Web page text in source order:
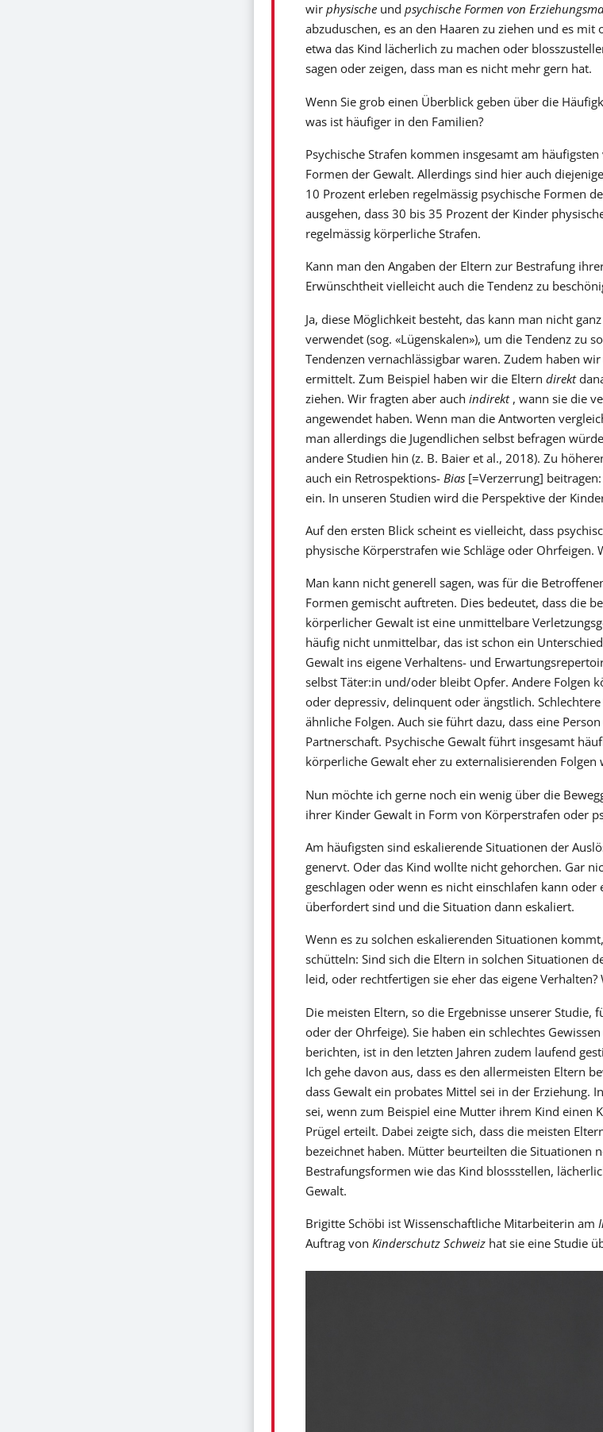
wir physische und psychische Formen von
abzuduschen, es an den Haaren zu ziehen und es
etwa das Kind lächerlich zu machen oder
sagen oder zeigen, dass man es nicht mehr gern hat.
Wenn Sie grob einen Überblick geben über die
was ist häufiger in den Familien?
Psychische Strafen kommen insgesamt am
Formen der Gewalt. Allerdings sind hier auch
10 Prozent erleben regelmässig psychische Formen
ausgehen, dass 30 bis 35 Prozent der Kinder
regelmässig körperliche Strafen.
Kann man den Angaben der Eltern zur Bestrafung
Erwünschtheit vielleicht auch die Tendenz zu
Ja, diese Möglichkeit besteht, das kann man nicht
verwendet (sog. «Lügenskalen»), um die Tendenz zu
Tendenzen vernachlässigbar waren. Zudem haben
ermittelt. Zum Beispiel haben wir die Eltern direkt
ziehen. Wir fragten aber auch indirekt , wann sie die
angewendet haben. Wenn man die Antworten
man allerdings die Jugendlichen selbst befragen
andere Studien hin (z. B. Baier et al., 2018). Zu
auch ein Retrospektions- Bias [=Verzerrung]
ein. In unseren Studien wird die Perspektive der
Auf den ersten Blick scheint es vielleicht, dass
physische Körperstrafen wie Schläge oder Ohrfeigen.
Man kann nicht generell sagen, was für die
Formen gemischt auftreten. Dies bedeutet, dass die
körperlicher Gewalt ist eine unmittelbare
häufig nicht unmittelbar, das ist schon ein
Gewalt ins eigene Verhaltens- und
selbst Täter:in und/oder bleibt Opfer. Andere Folgen
oder depressiv, delinquent oder ängstlich.
ähnliche Folgen. Auch sie führt dazu, dass eine
Partnerschaft. Psychische Gewalt führt insgesamt
körperliche Gewalt eher zu externalisierenden Folgen
Nun möchte ich gerne noch ein wenig über die
ihrer Kinder Gewalt in Form von Körperstrafen oder
Am häufigsten sind eskalierende Situationen der
genervt. Oder das Kind wollte nicht gehorchen. Gar
geschlagen oder wenn es nicht einschlafen kann
überfordert sind und die Situation dann eskaliert.
Wenn es zu solchen eskalierenden Situationen
schütteln: Sind sich die Eltern in solchen Situationen
leid, oder rechtfertigen sie eher das eigene
Die meisten Eltern, so die Ergebnisse unserer Studie,
oder der Ohrfeige). Sie haben ein schlechtes
berichten, ist in den letzten Jahren zudem laufend
Ich gehe davon aus, dass es den allermeisten Eltern
dass Gewalt ein probates Mittel sei in der Erziehung.
sei, wenn zum Beispiel eine Mutter ihrem Kind einen
Prügel erteilt. Dabei zeigte sich, dass die meisten
bezeichnet haben. Mütter beurteilten die Situationen
Bestrafungsformen wie das Kind blossstellen,
Gewalt.
Brigitte Schöbi ist Wissenschaftliche Mitarbeiterin am
Auftrag von Kinderschutz Schweiz hat sie eine Studie